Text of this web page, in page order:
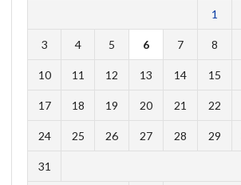
1
3 4 5 6 7 8
10 11 12 13 14 15
17 18 19 20 21 22
24 25 26 27 28 29
31